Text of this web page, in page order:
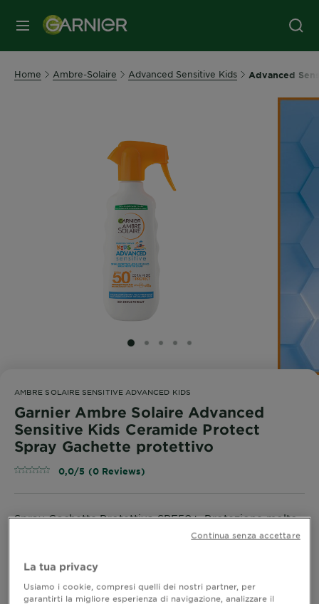
MENU
Home Ambre-Solaire Advanced Sensitive Kids Advanced
SLIDE 1
SLIDE 2
SLIDE 3
SLIDE 4
SLIDE 5
AMBRE SOLAIRE SENSITIVE ADVANCED KIDS
Garnier Ambre Solaire Advanced
Sensitive Kids Ceramide Protect
Spray Gachette protettivo
0,0/5 (0 Reviews)
Spray Gachette Protettiva SPF50+. Protezione molto
alta per la pelle sensibile dei bambini. Protezione
Ceramidi per rafforzare e ripristinare la naturale
barriera cutanea. Molto resistente all'acqua, a sale,
sabbia e sudore
MOSTRA DI PIÙ
FORMATO 300ML
La tua privacy
Usiamo i cookie, compresi quelli dei nostri partner, per
garantirti la migliore esperienza di navigazione, analizzare il
Continua senza accettare